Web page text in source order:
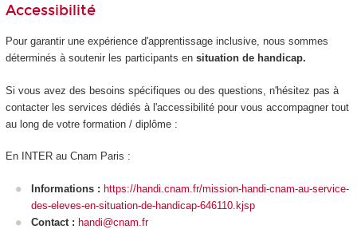
Accessibilité
Pour garantir une expérience d'apprentissage inclusive, nous sommes
déterminés à soutenir les participants en situation de handicap.
Si vous avez des besoins spécifiques ou des questions, n'hésitez pas à
contacter les services dédiés à l'accessibilité pour vous accompagner tout
au long de votre formation / diplôme :
En INTER au Cnam Paris :
Informations : https://handi.cnam.fr/mission-handi-cnam-au-service-
des-eleves-en-situation-de-handicap-646110.kjsp
Contact : handi@cnam.fr